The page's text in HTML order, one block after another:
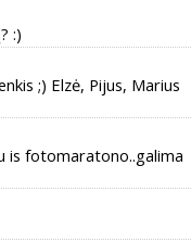
:)
;) Elzė, Pijus, Marius
is fotomaratono..galima